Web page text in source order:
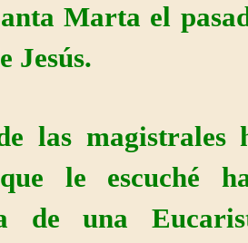
Marta el
Jesús.
las magistrales
le escuché
de una